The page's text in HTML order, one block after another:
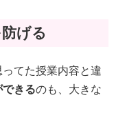
げる
てた授業内容と違
できるのも、大きな